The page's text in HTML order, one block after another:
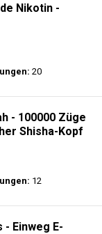
Nikotin -
20
- 100000 Züge
Shisha-Kopf
12
- Einweg E-